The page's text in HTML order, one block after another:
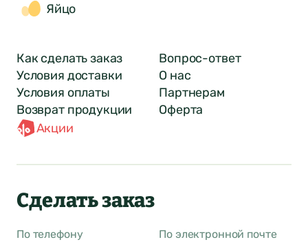
Яйцо
Как сделать заказ
Условия доставки
Условия оплаты
Возврат продукции
Акции
Вопрос-ответ
О нас
Партнерам
Оферта
Сделать заказ
По телефону По электронной почте